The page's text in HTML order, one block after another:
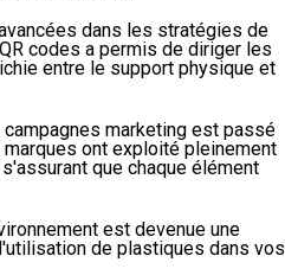
dans les stratégies de
codes a permis de diriger les
entre le support physique et
marketing est passé
ont exploité pleinement
que chaque élément
est devenue une
de plastiques dans vos